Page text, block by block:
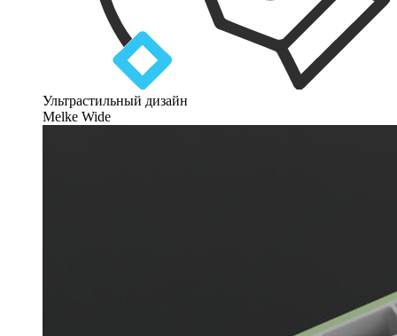
Ультрастильный дизайн
Melke Wide